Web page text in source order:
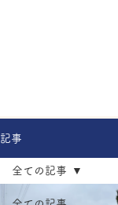
記事
全ての記事